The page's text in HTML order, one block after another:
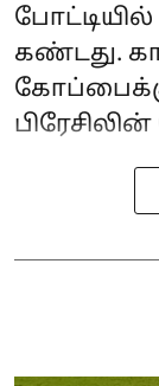
கண்டது.